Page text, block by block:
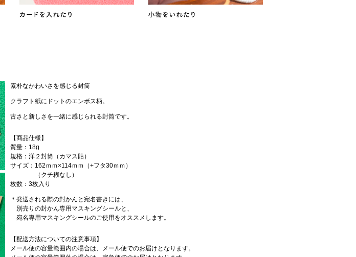
素朴なかわいさを感じる封筒
クラフト紙にドットのエンボス柄。
古さと新しさを一緒に感じられる封筒です。
【商品仕様】
質量：18g
規格：洋２封筒（カマス貼）
サイズ：162ｍｍ×114ｍｍ（+フタ30ｍｍ）
（クチ糊なし）
枚数：3枚入り
＊発送される際の封かんと宛名書きには、
別売りの封かん専用マスキングシールと、
宛名専用マスキングシールのご使用をオススメします。
【配送方法についての注意事項】
メール便の容量範囲内の場合は、メール便でのお届けとなります。